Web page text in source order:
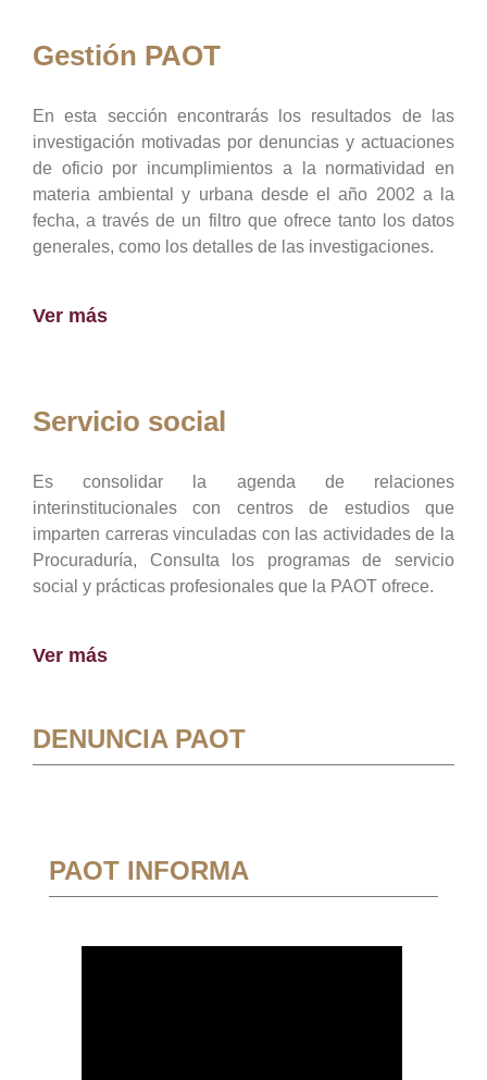
Gestión PAOT
En esta sección encontrarás los resultados de las
investigación motivadas por denuncias y actuaciones
de oficio por incumplimientos a la normatividad en
materia ambiental y urbana desde el año 2002 a la
fecha, a través de un filtro que ofrece tanto los datos
generales, como los detalles de las investigaciones.
Ver más
Servicio social
Es consolidar la agenda de relaciones
interinstitucionales con centros de estudios que
imparten carreras vinculadas con las actividades de la
Procuraduría, Consulta los programas de servicio
social y prácticas profesionales que la PAOT ofrece.
Ver más
DENUNCIA PAOT
PAOT INFORMA